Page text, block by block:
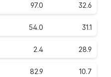
97.0 32.6
54.0 31.1
2.4 28.9
82.9 10.7